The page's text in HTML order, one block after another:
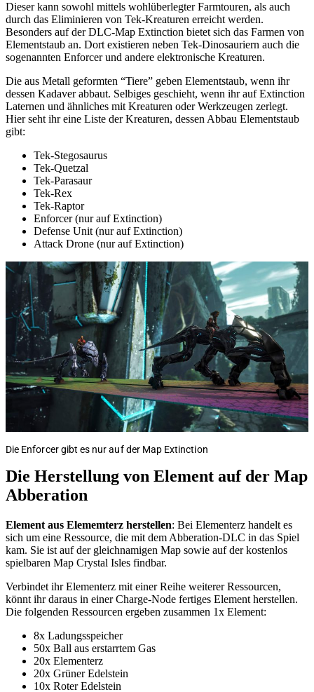
Dieser kann sowohl mittels wohlüberlegter Farmtouren, als auch
durch das Eliminieren von Tek-Kreaturen erreicht werden.
Besonders auf der DLC-Map Extinction bietet sich das Farmen von
Elementstaub an. Dort existieren neben Tek-Dinosauriern auch die
sogenannten Enforcer und andere elektronische Kreaturen.
Die aus Metall geformten “Tiere” geben Elementstaub, wenn ihr
dessen Kadaver abbaut. Selbiges geschieht, wenn ihr auf Extinction
Laternen und ähnliches mit Kreaturen oder Werkzeugen zerlegt.
Hier seht ihr eine Liste der Kreaturen, dessen Abbau Elementstaub
gibt:
Tek-Stegosaurus
Tek-Quetzal
Tek-Parasaur
Tek-Rex
Tek-Raptor
Enforcer (nur auf Extinction)
Defense Unit (nur auf Extinction)
Attack Drone (nur auf Extinction)
Die Enforcer gibt es nur auf der Map Extinction
Die Herstellung von Element auf der Map
Abberation
Element aus Elememterz herstellen: Bei Elementerz handelt es
sich um eine Ressource, die mit dem Abberation-DLC in das Spiel
kam. Sie ist auf der gleichnamigen Map sowie auf der kostenlos
spielbaren Map Crystal Isles findbar.
Verbindet ihr Elementerz mit einer Reihe weiterer Ressourcen,
könnt ihr daraus in einer Charge-Node fertiges Element herstellen.
Die folgenden Ressourcen ergeben zusammen 1x Element:
8x Ladungsspeicher
50x Ball aus erstarrtem Gas
20x Elementerz
20x Grüner Edelstein
10x Roter Edelstein